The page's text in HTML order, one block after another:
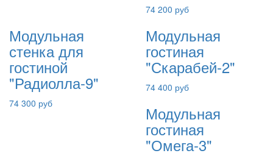
74 200 руб
Модульная
стенка для
гостиной
"Радиолла-9"
74 300 руб
Модульная
гостиная
"Скарабей-2"
74 400 руб
Модульная
гостиная
"Омега-3"